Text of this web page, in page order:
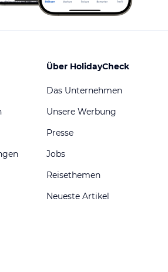
Über HolidayCheck
Das Unternehmen
Unsere Werbung
Presse
Jobs
Reisethemen
Neueste Artikel